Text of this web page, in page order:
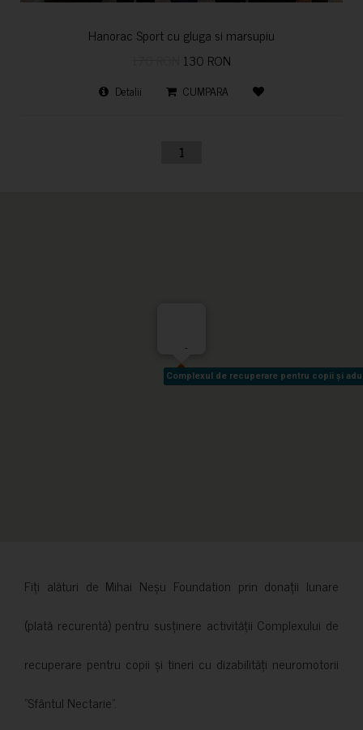
Hanorac Sport cu gluga si marsupiu
130 RON
Detalii CUMPARA
1
Complexul de recuperare pentru copii și
Complexul de recuperare pentru copii și
-
Fiți alături de Mihai Neșu Foundation prin donații lunare
(plată recurentă) pentru susținere activității Complexului de
recuperare pentru copii și tineri cu dizabilități neuromotorii
”Sfântul Nectarie”.